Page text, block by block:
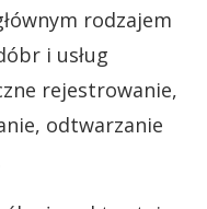
rodzajem
i usług
rejestrowanie,
odtwarzanie